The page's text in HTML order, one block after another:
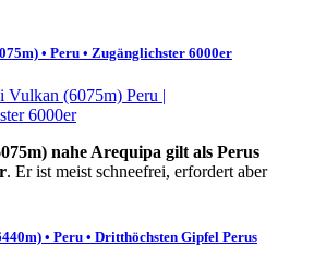
• Peru • Zugänglichster 6000er
nahe Arequipa gilt als Perus
. Er ist meist schneefrei, erfordert aber
• Peru • Dritthöchsten Gipfel Perus